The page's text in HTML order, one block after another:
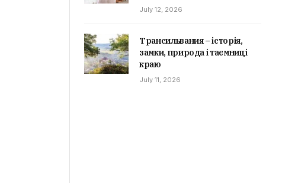
July 12, 2026
Трансильвания – історія,
замки, природа і таємниці
краю
July 11, 2026